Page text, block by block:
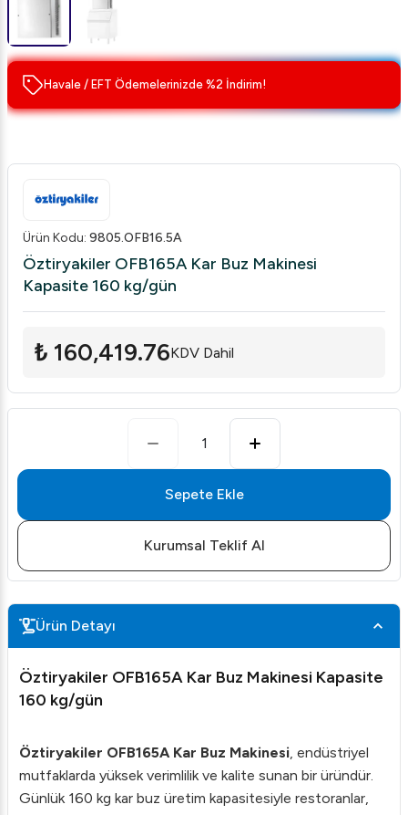
Havale / EFT Ödemelerinizde %2 İndirim!
Ürün Kodu: 9805.OFB16.5A
Öztiryakiler OFB165A Kar Buz Makinesi
Kapasite 160 kg/gün
₺ 160,419.76KDV Dahil
1
Sepete Ekle
Kurumsal Teklif Al
Ürün Detayı
Öztiryakiler OFB165A Kar Buz Makinesi Kapasite
160 kg/gün
Öztiryakiler OFB165A Kar Buz Makinesi, endüstriyel
mutfaklarda yüksek verimlilik ve kalite sunan bir üründür.
Günlük 160 kg kar buz üretim kapasitesiyle restoranlar,